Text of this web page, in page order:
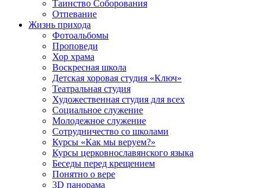
Таинство Соборования
Отпевание
Жизнь прихода
Фотоальбомы
Проповеди
Хор храма
Воскресная школа
Детская хоровая студия «Ключ»
Театральная студия
Х​удожественная студия для всех
Социальное служение
Молодежное служение
Сотрудничество со школами
Курсы «Как мы веруем?»
Курсы церковнославянского языка
Беседы перед крещением
Понятно о вере
3D панорама